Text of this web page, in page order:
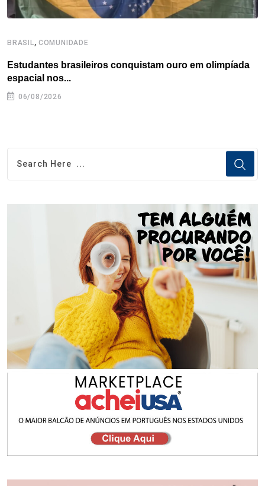
BRASIL, COMUNIDADE
Estudantes brasileiros conquistam ouro em olimpíada
espacial nos...
06/08/2026